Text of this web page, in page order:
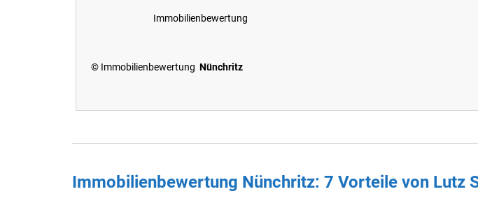
Immobilienbewertung
© Immobilienbewertung Nünchritz
Immobilienbewertung Nünchritz: 7 Vorteile von Lutz